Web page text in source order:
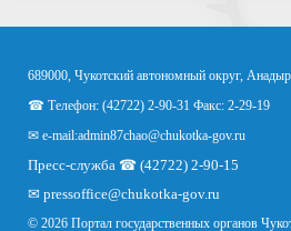
689000, Чукотский автономный округ,
☎ Телефон: (42722) 2-90-31 Факс: 2-29-19
✉ e-mail:admin87chao@chukotka-gov.ru
Пресс-служба ☎ (42722) 2-90-15
✉ pressoffice@chukotka-gov.ru
© 2026 Портал государственных органов